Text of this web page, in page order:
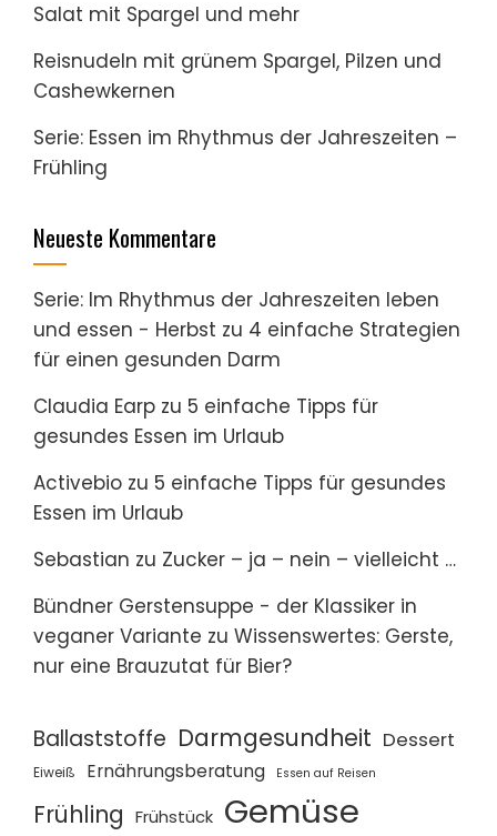
Salat mit Spargel und mehr
Reisnudeln mit grünem Spargel, Pilzen und
Cashewkernen
Serie: Essen im Rhythmus der Jahreszeiten –
Frühling
Neueste Kommentare
Serie: Im Rhythmus der Jahreszeiten leben
und essen - Herbst zu 4 einfache Strategien
für einen gesunden Darm
Claudia Earp zu 5 einfache Tipps für
gesundes Essen im Urlaub
Activebio zu 5 einfache Tipps für gesundes
Essen im Urlaub
Sebastian zu Zucker – ja – nein – vielleicht …
Bündner Gerstensuppe - der Klassiker in
veganer Variante zu Wissenswertes: Gerste,
nur eine Brauzutat für Bier?
Ballaststoffe Darmgesundheit Dessert
Eiweiß Ernährungsberatung Essen auf Reisen
Frühling Frühstück Gemüse